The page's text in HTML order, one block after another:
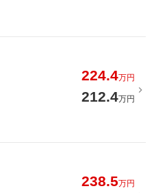
224.4万円
212.4万円
238.5万円